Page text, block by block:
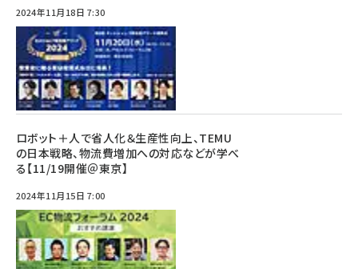
2024年11月18日 7:30
ロボット＋人で省人化＆生産性向上、TEMU
の日本戦略、物流費増加への対応などが学べ
る【11/19開催＠東京】
2024年11月15日 7:00